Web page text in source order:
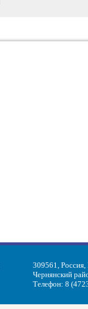
309561, Россия,
Чернянский
Телефон: 8